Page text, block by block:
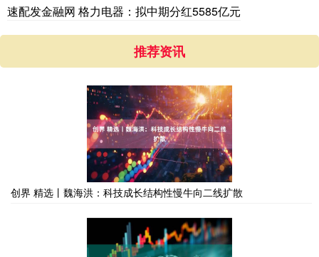
速配发金融网 格力电器：拟中期分红5585亿元
推荐资讯
创界 精选丨魏海洪：科技成长结构性慢牛向二线扩散